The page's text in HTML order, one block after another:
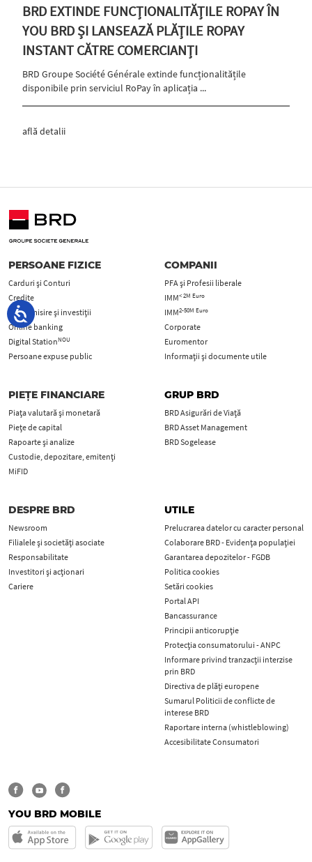
BRD EXTINDE FUNCȚIONALITĂȚILE ROPAY ÎN
YOU BRD ȘI LANSEAZĂ PLĂȚILE ROPAY
INSTANT CĂTRE COMERCIANȚI
BRD Groupe Société Générale extinde funcționalitățile
disponibile prin serviciul RoPay în aplicația ...
află detalii
PERSOANE FIZICE
Carduri şi Conturi
Credite
Economisire și investiții
Online banking
Digital StationNOU
Persoane expuse public
COMPANII
PFA şi Profesii liberale
IMM< 2M Euro
IMM2-50M Euro
Corporate
Euromentor
Informații și documente utile
PIEȚE FINANCIARE
Piața valutară și monetară
Piețe de capital
Rapoarte și analize
Custodie, depozitare, emitenți
MiFID
GRUP BRD
BRD Asigurări de Viață
BRD Asset Management
BRD Sogelease
DESPRE BRD
Newsroom
Filialele și societăți asociate
Responsabilitate
Investitori și acționari
Cariere
UTILE
Prelucrarea datelor cu caracter personal
Colaborare BRD - Evidența populației
Garantarea depozitelor - FGDB
Politica cookies
Setări cookies
Portal API
Bancassurance
Principii anticorupţie
Protecţia consumatorului - ANPC
Informare privind tranzacții interzise
prin BRD
Directiva de plăți europene
Sumarul Politicii de conflicte de
interese BRD
Raportare interna (whistleblowing)
Accesibilitate Consumatori
YOU BRD MOBILE